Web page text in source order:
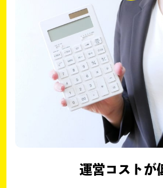
運営コストが